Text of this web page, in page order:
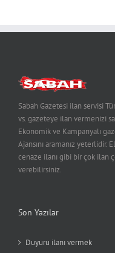
Sabah Gazetesi ilan servisi
vs. gazeteye ilan vermenizi
Ekonomik ve Kampanyalı
Ajansını aramanız yeterlidir.
cenaze ilanı gibi bir çok ilan
verebilirsiniz.
Son Yazılar
Duyuru ilanı vermek